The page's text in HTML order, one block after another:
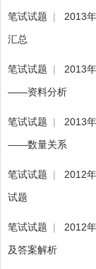
笔试试题 |
2013
汇总
笔试试题 |
2013
——资料分析
笔试试题 |
2013
——数量关系
笔试试题 |
2012
试题
笔试试题 |
2012
及答案解析